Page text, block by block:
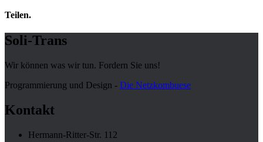
Teilen.
Soli-Trans
Wir können was wir tun. Fordern Sie uns!
Programmierung und Design - Die Netzkombuese
Kontakt
Hermann-Ritter-Str. 112